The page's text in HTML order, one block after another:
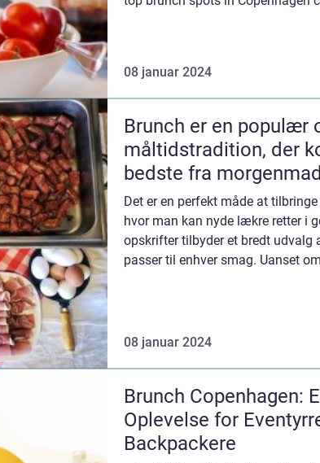
08 januar 2024
Brunch er en populær
måltidstradition, der
bedste fra
Det er en perfekt måde at
hvor man kan nyde lækre retter i
opskrifter tilbyder et bredt udvalg
passer til enhver smag. Uanset
08 januar 2024
Brunch Copenhagen:
Oplevelse for
Backpackere